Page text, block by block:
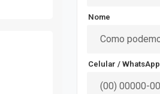
Nome
Celular / WhatsApp